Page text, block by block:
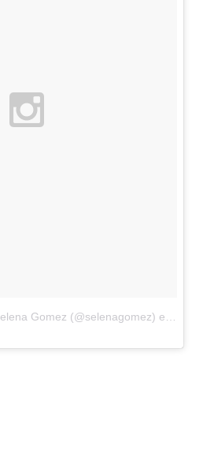
Gomez (@selenagomez) el